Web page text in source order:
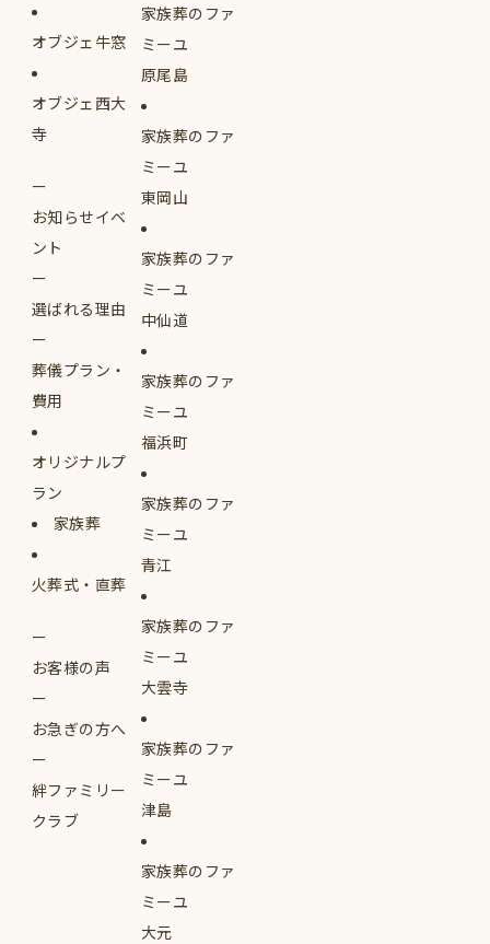
オブジェ牛窓
オブジェ西大
寺
お知らせイベ
ント
選ばれる理由
葬儀プラン・
費用
オリジナルプ
ラン
家族葬
火葬式・直葬
お客様の声
お急ぎの方へ
絆ファミリー
クラブ
家族葬のファ
ミーユ
原尾島
家族葬のファ
ミーユ
東岡山
家族葬のファ
ミーユ
中仙道
家族葬のファ
ミーユ
福浜町
家族葬のファ
ミーユ
青江
家族葬のファ
ミーユ
大雲寺
家族葬のファ
ミーユ
津島
家族葬のファ
ミーユ
大元